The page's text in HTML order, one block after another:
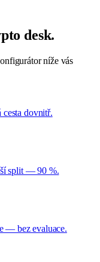
desk.
níže vás
dovnitř.
split — 90 %.
— bez evaluace.